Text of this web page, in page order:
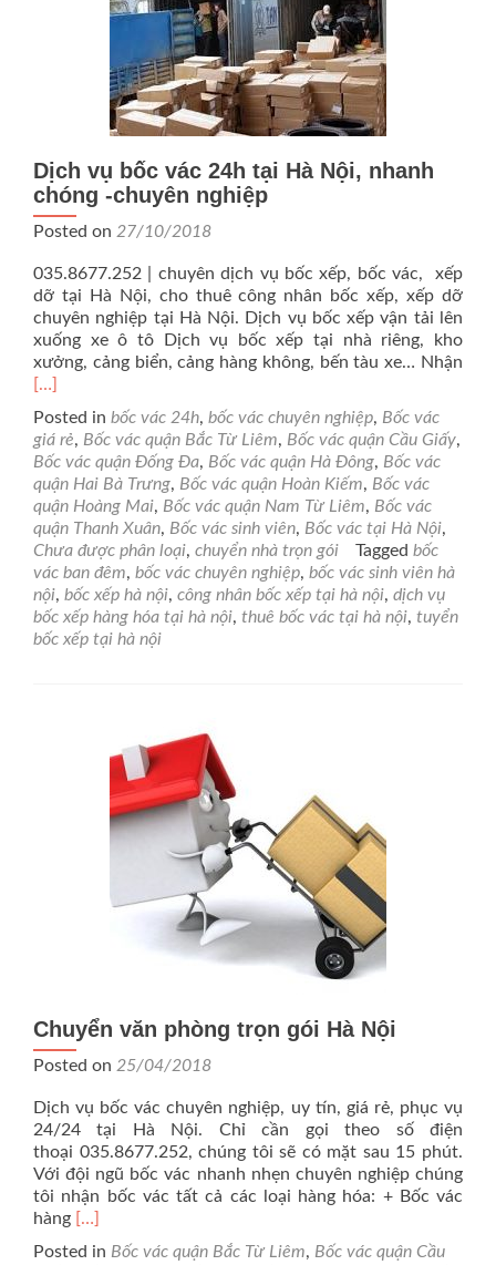
Dịch vụ bốc vác 24h tại Hà Nội, nhanh
chóng -chuyên nghiệp
Posted on 27/10/2018
035.8677.252 | chuyên dịch vụ bốc xếp, bốc vác, xếp
dỡ tại Hà Nội, cho thuê công nhân bốc xếp, xếp dỡ
chuyên nghiệp tại Hà Nội. Dịch vụ bốc xếp vận tải lên
xuống xe ô tô Dịch vụ bốc xếp tại nhà riêng, kho
xưởng, cảng biển, cảng hàng không, bến tàu xe… Nhận
[…]
Posted in bốc vác 24h, bốc vác chuyên nghiệp, Bốc vác
giá rẻ, Bốc vác quận Bắc Từ Liêm, Bốc vác quận Cầu Giấy,
Bốc vác quận Đống Đa, Bốc vác quận Hà Đông, Bốc vác
quận Hai Bà Trưng, Bốc vác quận Hoàn Kiếm, Bốc vác
quận Hoàng Mai, Bốc vác quận Nam Từ Liêm, Bốc vác
quận Thanh Xuân, Bốc vác sinh viên, Bốc vác tại Hà Nội,
Chưa được phân loại, chuyển nhà trọn gói Tagged bốc
vác ban đêm, bốc vác chuyên nghiệp, bốc vác sinh viên hà
nội, bốc xếp hà nội, công nhân bốc xếp tại hà nội, dịch vụ
bốc xếp hàng hóa tại hà nội, thuê bốc vác tại hà nội, tuyển
bốc xếp tại hà nội
Chuyển văn phòng trọn gói Hà Nội
Posted on 25/04/2018
Dịch vụ bốc vác chuyên nghiệp, uy tín, giá rẻ, phục vụ
24/24 tại Hà Nội. Chỉ cần gọi theo số điện
thoại 035.8677.252, chúng tôi sẽ có mặt sau 15 phút.
Với đội ngũ bốc vác nhanh nhẹn chuyên nghiệp chúng
tôi nhận bốc vác tất cả các loại hàng hóa: + Bốc vác
hàng Read
[…]
Posted in Bốc vác quận Bắc Từ Liêm, Bốc vác quận Cầu